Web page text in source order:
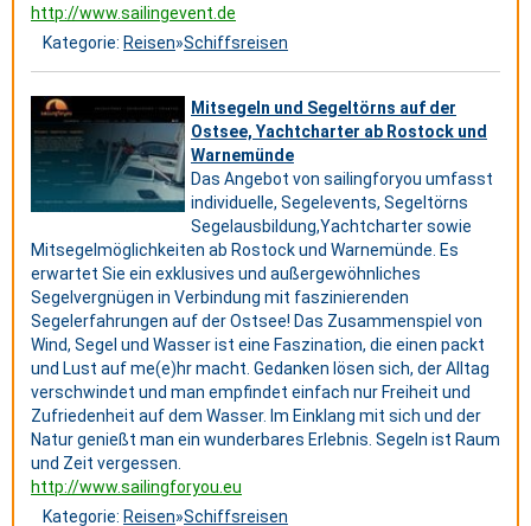
http://www.sailingevent.de
Kategorie: Reisen»Schiffsreisen
Mitsegeln und Segeltörns auf der
Ostsee, Yachtcharter ab Rostock und
Warnemünde
Das Angebot von sailingforyou umfasst
individuelle, Segelevents, Segeltörns
Segelausbildung,Yachtcharter sowie
Mitsegelmöglichkeiten ab Rostock und Warnemünde. Es
erwartet Sie ein exklusives und außergewöhnliches
Segelvergnügen in Verbindung mit faszinierenden
Segelerfahrungen auf der Ostsee! Das Zusammenspiel von
Wind, Segel und Wasser ist eine Faszination, die einen packt
und Lust auf me(e)hr macht. Gedanken lösen sich, der Alltag
verschwindet und man empfindet einfach nur Freiheit und
Zufriedenheit auf dem Wasser. Im Einklang mit sich und der
Natur genießt man ein wunderbares Erlebnis. Segeln ist Raum
und Zeit vergessen.
http://www.sailingforyou.eu
Kategorie: Reisen»Schiffsreisen